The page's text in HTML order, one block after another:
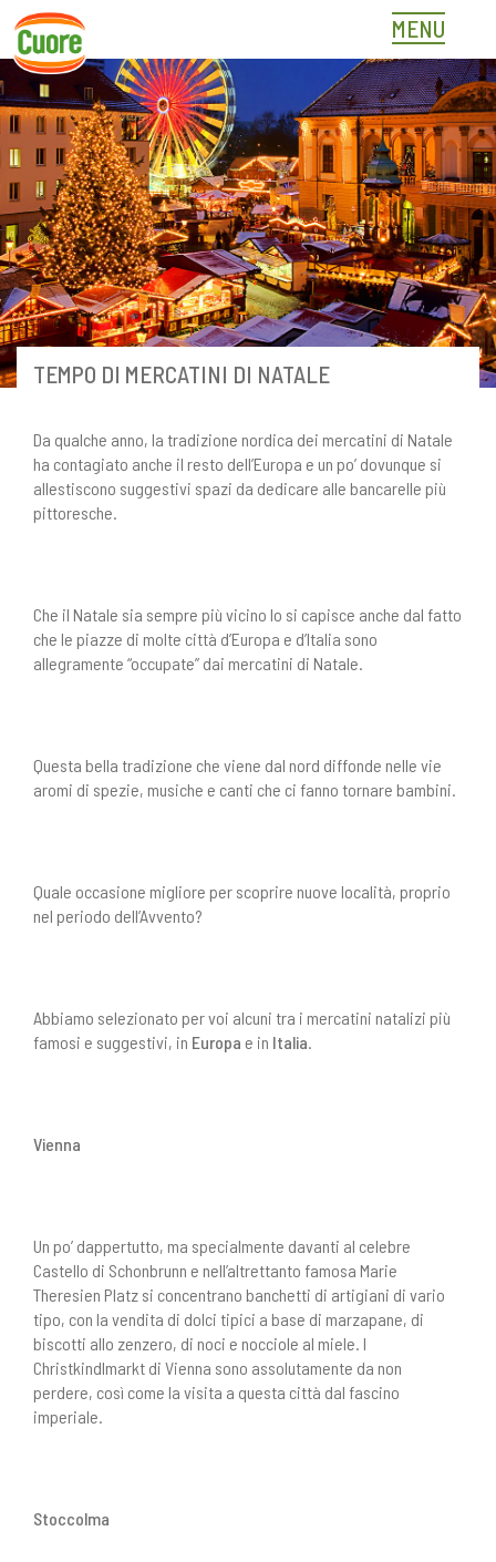
Skip
content
MENU
TEMPO DI MERCATINI DI NATALE
Da qualche anno, la tradizione nordica dei mercatini di Natale
ha contagiato anche il resto dell’Europa e un po’ dovunque si
allestiscono suggestivi spazi da dedicare alle bancarelle più
pittoresche.
Che il Natale sia sempre più vicino lo si capisce anche dal fatto
che le piazze di molte città d’Europa e d’Italia sono
allegramente “occupate” dai mercatini di Natale.
Questa bella tradizione che viene dal nord diffonde nelle vie
aromi di spezie, musiche e canti che ci fanno tornare bambini.
Quale occasione migliore per scoprire nuove località, proprio
nel periodo dell’Avvento?
Abbiamo selezionato per voi alcuni tra i mercatini natalizi più
famosi e suggestivi, in Europa e in Italia.
Vienna
Un po’ dappertutto, ma specialmente davanti al celebre
Castello di Schonbrunn e nell’altrettanto famosa Marie
Theresien Platz si concentrano banchetti di artigiani di vario
tipo, con la vendita di dolci tipici a base di marzapane, di
biscotti allo zenzero, di noci e nocciole al miele. I
Christkindlmarkt di Vienna sono assolutamente da non
perdere, così come la visita a questa città dal fascino
imperiale.
Stoccolma